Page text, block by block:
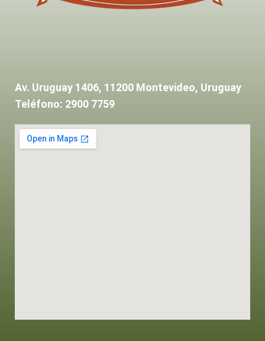
Av. Uruguay 1406, 11200 Montevideo, Uruguay
Teléfono: 2900 7759